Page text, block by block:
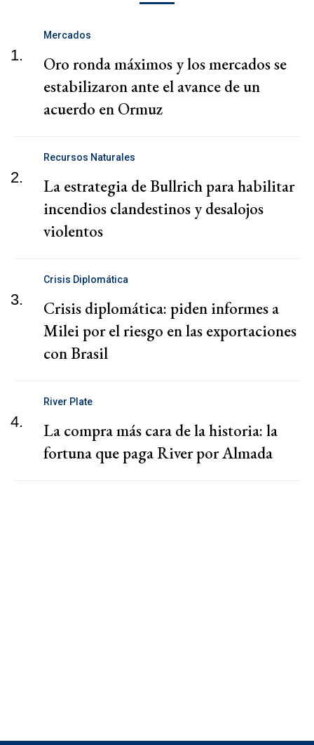
1.
Mercados
Oro ronda máximos y los mercados se
estabilizaron ante el avance de un
acuerdo en Ormuz
2.
Recursos Naturales
La estrategia de Bullrich para habilitar
incendios clandestinos y desalojos
violentos
3.
Crisis Diplomática
Crisis diplomática: piden informes a
Milei por el riesgo en las exportaciones
con Brasil
4.
River Plate
La compra más cara de la historia: la
fortuna que paga River por Almada